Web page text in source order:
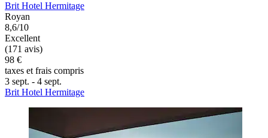
Brit Hotel Hermitage
Royan
8,6/10
Excellent
(171 avis)
98 €
taxes et frais compris
3 sept. - 4 sept.
Brit Hotel Hermitage